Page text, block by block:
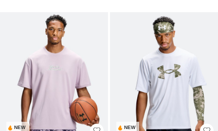
NEW NEW